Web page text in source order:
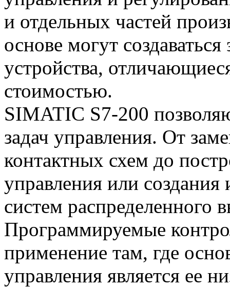
и отдельных частей
основе могут
устройства,
стоимостью.
SIMATIC S7-200
задач управления. От
контактных схем до
управления или создания
систем распределенного
Программируемые
применение там, где
управления является ее